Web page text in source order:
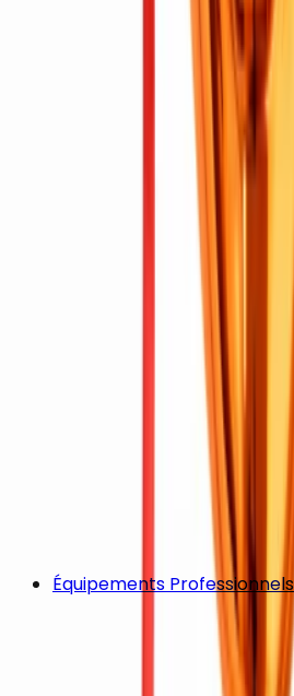
Équipements Professionnels